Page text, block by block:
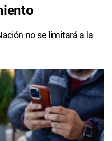
no se limitará a la